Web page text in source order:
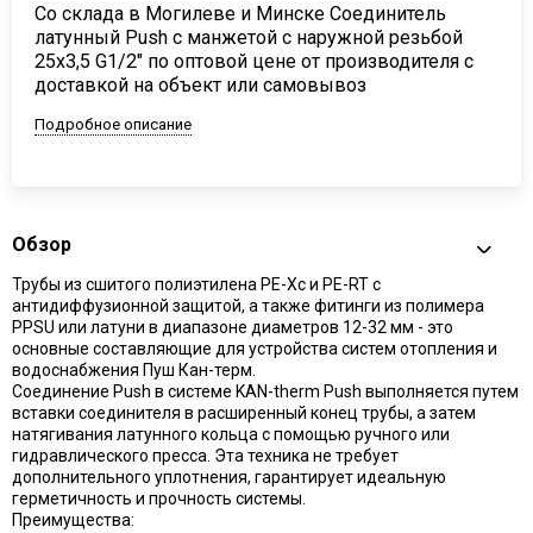
Со склада в Могилеве и Минске Соединитель
латунный Push с манжетой с наружной резьбой
25х3,5 G1/2" по оптовой цене от производителя с
доставкой на объект или самовывоз
Подробное описание
Обзор
Трубы из сшитого полиэтилена PE-Xc и PE-RT с
антидиффузионной защитой, а также фитинги из полимера
PPSU или латуни в диапазоне диаметров 12-32 мм - это
основные составляющие для устройства систем отопления и
водоснабжения Пуш Кан-терм.
Соединение Push в системе KAN-therm Push выполняется путем
вставки соединителя в расширенный конец трубы, а затем
натягивания латунного кольца с помощью ручного или
гидравлического пресса. Эта техника не требует
дополнительного уплотнения, гарантирует идеальную
герметичность и прочность системы.
Преимущества: